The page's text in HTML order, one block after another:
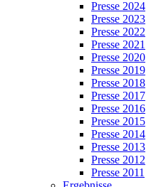
Presse 2024
Presse 2023
Presse 2022
Presse 2021
Presse 2020
Presse 2019
Presse 2018
Presse 2017
Presse 2016
Presse 2015
Presse 2014
Presse 2013
Presse 2012
Presse 2011